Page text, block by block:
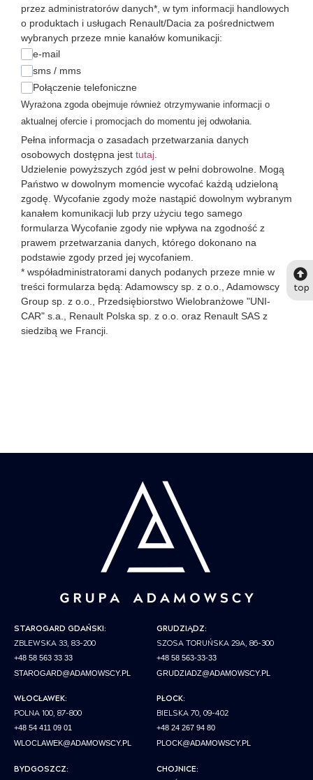
top
przez administratorów danych*, w tym informacji handlowych
o produktach i usługach Renault/Dacia za pośrednictwem
wybranych przeze mnie kanałów komunikacji:
e-mail
sms / mms
Połączenie telefoniczne
Wyrażona zgoda obejmuje również otrzymywanie informacji o
aktualnej ofercie i promocjach do momentu jej odwołania.
Pełna informacja o zasadach przetwarzania danych
osobowych dostępna jest tutaj
Udzielenie powyższych zgód jest w pełni dobrowolne. Mogą
Państwo w dowolnym momencie wycofać każdą udzieloną
zgodę. Wycofanie zgody może nastąpić dowolnym wybranym
kanałem komunikacji lub przy użyciu tego samego
formularza Wycofanie zgody nie wpływa na zgodność z
prawem przetwarzania danych, którego dokonano na
podstawie zgody przed jej wycofaniem.
* współadministratorami danych podanych przeze mnie w
treści formularza będą: Adamowscy sp. z o.o., Adamowscy
Group sp. z o.o., Przedsiębiorstwo Wielobranżowe "UNI-
CAR" s.a., Renault Polska sp. z o.o. oraz Renault SAS z
siedzibą we Francji.
STAROGARD GDAŃSKI:
ZBLEWSKA 33, 83-200
+48 58 563 33 33
STAROGARD@ADAMOWSCY.PL
GRUDZIĄDZ:
SZOSA TORUŃSKA 29A, 86-300
+48 58 563-33-33
GRUDZIADZ@ADAMOWSCY.PL
WŁOCŁAWEK:
POLNA 100, 87-800
+48 54 411 09 01
WLOCLAWEK@ADAMOWSCY.PL
PŁOCK:
BIELSKA 70, 09-402
+48 24 267 94 80
PLOCK@ADAMOWSCY.PL
BYDGOSZCZ:
CHOJNICE: